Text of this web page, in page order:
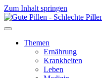
Zum Inhalt springen
Themen
Ernährung
Krankheiten
Leben